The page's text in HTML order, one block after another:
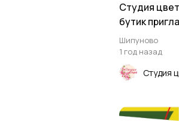
Студия
бутик
семенами,
Шипуново
1 год назад
Студия